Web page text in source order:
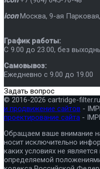
icon Москва, 9-ая
График работы:
C 9.00 до 23.00, без
Самовывоз:
Ежедневно с 9.00 до 19.00
Задать вопрос
© 2016-2026 cartridge-
и продвижение сайтов -
проектирование сайта -
Обращаем ваше внимание
носит исключительно
каких условиях не
определяемой